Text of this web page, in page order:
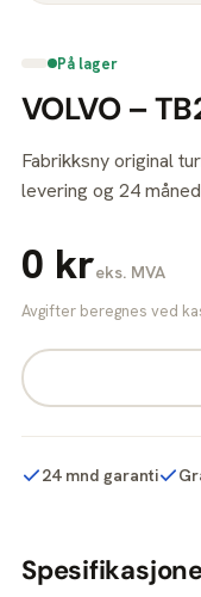
På lager
VOLVO –
Fabrikksny original
levering og 24
0 kreks. MVA
Avgifter beregnes ved
24 mnd garanti